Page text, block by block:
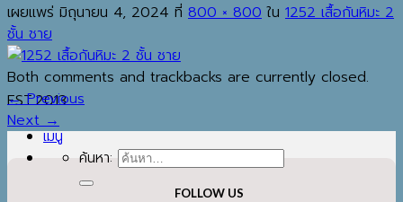
EST.2013
เมนู
ค้นหา:
เผยแพร่ มิถุนายน 4, 2024 ที่ 800 × 800 ใน 1252 เสื้อกันหิมะ 2
ชั้น ชาย
Both comments and trackbacks are currently closed.
←Previous
Next→
FOLLOW US